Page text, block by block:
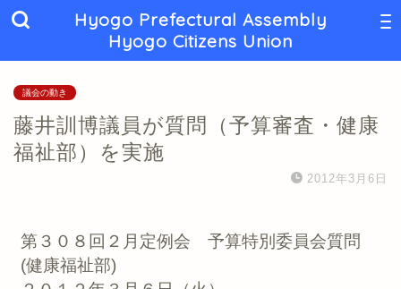
Hyogo Prefectural Assembly
Hyogo Citizens Union
議会の動き
藤井訓博議員が質問（予算審査・健康
福祉部）を実施
2012年3月6日
第３０８回２月定例会 予算特別委員会質問
(健康福祉部)